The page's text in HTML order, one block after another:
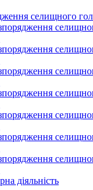
селищного
діяльність